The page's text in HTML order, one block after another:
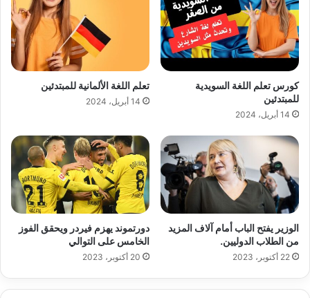
كورس تعلم اللغة السويدية
للمبتدئين
14 أبريل، 2024
تعلم اللغة الألمانية للمبتدئين
14 أبريل، 2024
الوزير يفتح الباب أمام آلاف المزيد
من الطلاب الدوليين.
22 أكتوبر، 2023
دورتموند يهزم فيردر ويحقق الفوز
الخامس على التوالي
20 أكتوبر، 2023